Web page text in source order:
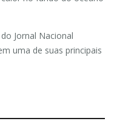
Jornal Nacional
uma de suas principais